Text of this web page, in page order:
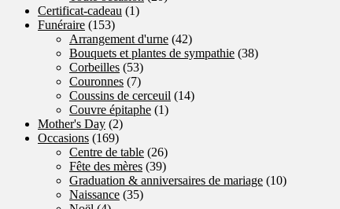
Certificat-cadeau (1)
Funéraire (153)
Arrangement d'urne (42)
Bouquets et plantes de sympathie (38)
Corbeilles (53)
Couronnes (7)
Coussins de cerceuil (14)
Couvre épitaphe (1)
Mother's Day (2)
Occasions (169)
Centre de table (26)
Fête des mères (39)
Graduation & anniversaires de mariage (10)
Naissance (35)